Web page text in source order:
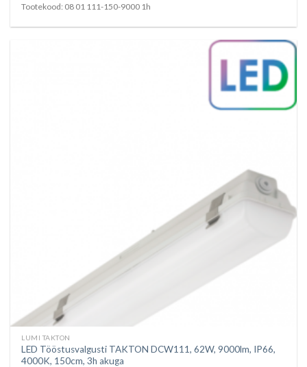
Tootekood: 08 01 111-150-9000 1h
LUMI TAKTON
LED Tööstusvalgusti TAKTON DCW111, 62W, 9000lm, IP66,
4000K, 150cm, 3h akuga